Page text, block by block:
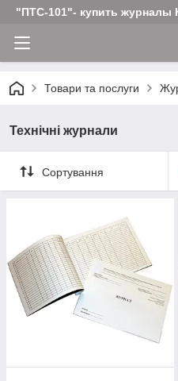
"ПТС-101"- купить журналы
Товари та послуги
Технічні журнали
Сортування